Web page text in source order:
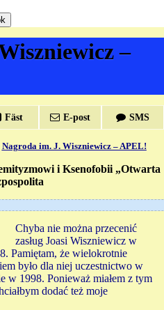
–
Fäst E-post SMS
Nagroda im. J. Wiszniewicz – APEL!
i Ksenofobii „Otwarta
Chyba nie można przecenić
zasług Joasi Wiszniewicz w
Pamiętam, że wielokrotnie
było dla niej uczestnictwo w
w 1998. Ponieważ miałem z tym
dodać też moje